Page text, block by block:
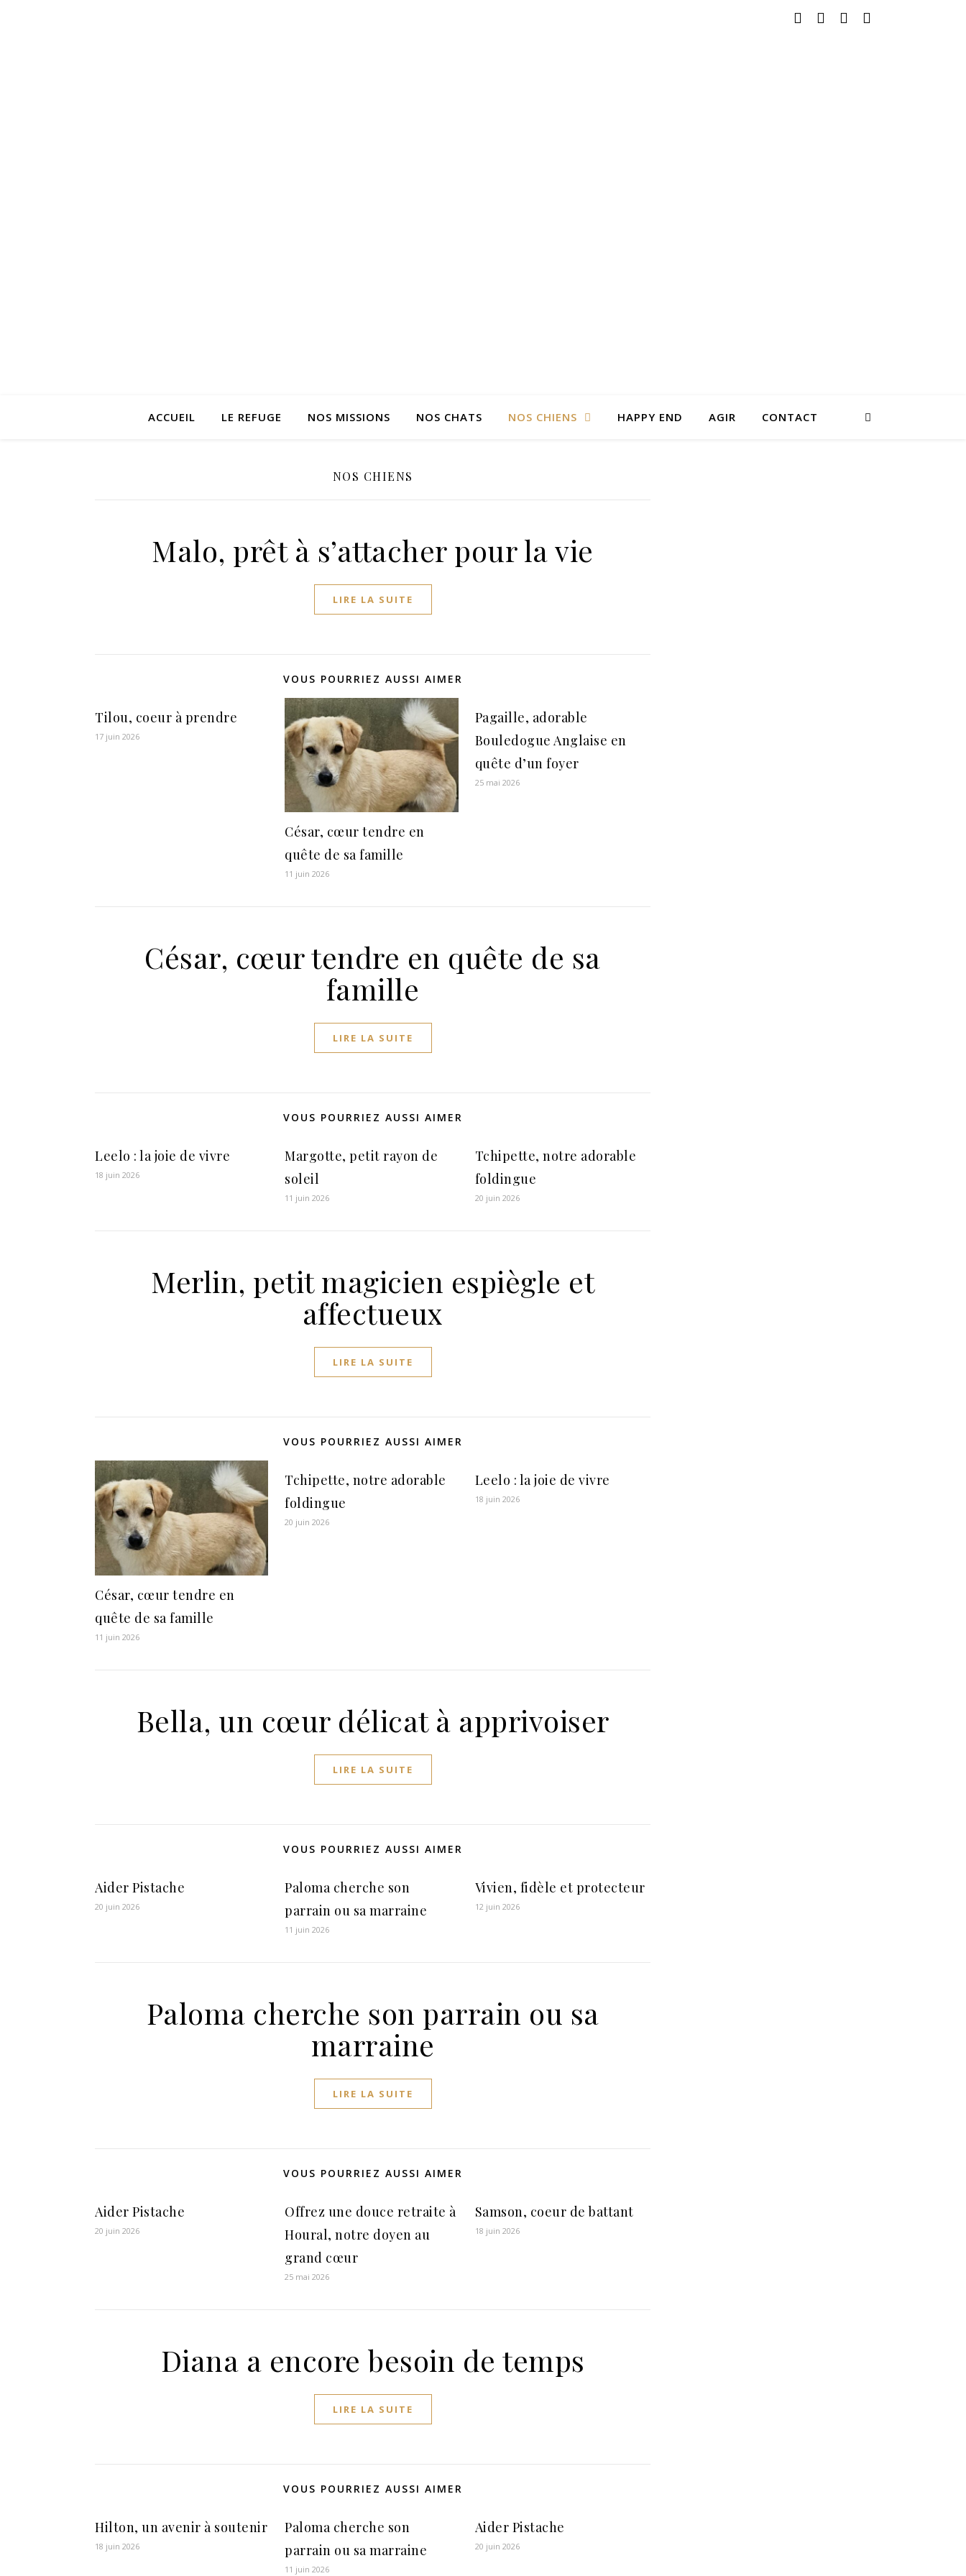
ACCUEIL LE REFUGE NOS MISSIONS NOS CHATS NOS CHIENS HAPPY END AGIR CONTACT
NOS CHIENS
Malo, prêt à s’attacher pour la vie
LIRE LA SUITE
VOUS POURRIEZ AUSSI AIMER
Tilou, coeur à prendre
17 juin 2026
César, cœur tendre en
quête de sa famille
11 juin 2026
Pagaille, adorable
Bouledogue Anglaise en
quête d’un foyer
25 mai 2026
César, cœur tendre en quête de sa
famille
LIRE LA SUITE
VOUS POURRIEZ AUSSI AIMER
Leelo : la joie de vivre
18 juin 2026
Margotte, petit rayon de
soleil
11 juin 2026
Tchipette, notre adorable
foldingue
20 juin 2026
Merlin, petit magicien espiègle et
affectueux
LIRE LA SUITE
VOUS POURRIEZ AUSSI AIMER
César, cœur tendre en
quête de sa famille
11 juin 2026
Tchipette, notre adorable
foldingue
20 juin 2026
Leelo : la joie de vivre
18 juin 2026
Bella, un cœur délicat à apprivoiser
LIRE LA SUITE
VOUS POURRIEZ AUSSI AIMER
Aider Pistache
20 juin 2026
Paloma cherche son
parrain ou sa marraine
11 juin 2026
Vivien, fidèle et protecteur
12 juin 2026
Paloma cherche son parrain ou sa
marraine
LIRE LA SUITE
VOUS POURRIEZ AUSSI AIMER
Aider Pistache
20 juin 2026
Offrez une douce retraite à
Houral, notre doyen au
grand cœur
25 mai 2026
Samson, coeur de battant
18 juin 2026
Diana a encore besoin de temps
LIRE LA SUITE
VOUS POURRIEZ AUSSI AIMER
Hilton, un avenir à soutenir
18 juin 2026
Paloma cherche son
parrain ou sa marraine
11 juin 2026
Aider Pistache
20 juin 2026